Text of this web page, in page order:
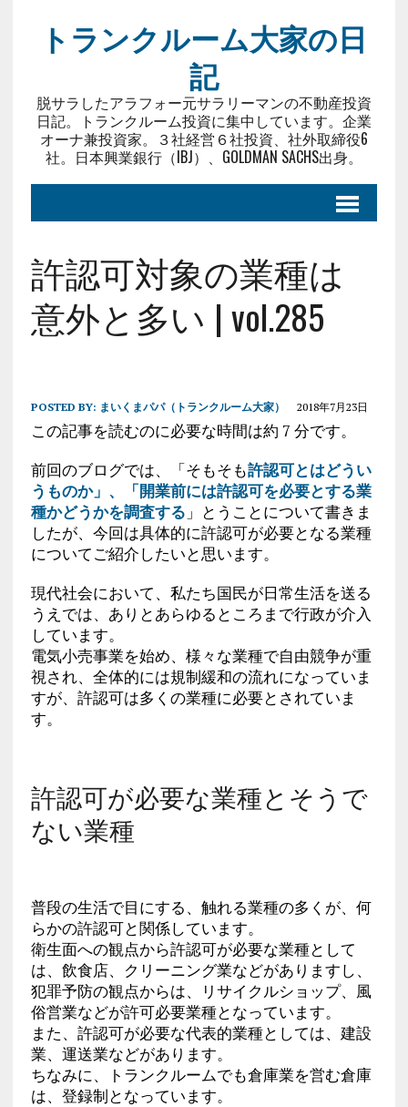
トランクルーム大家の日
記
脱サラしたアラフォー元サラリーマンの不動産投資
日記。トランクルーム投資に集中しています。企業
オーナ兼投資家。３社経営６社投資、社外取締役6
社。日本興業銀行（IBJ）、GOLDMAN SACHS出身。
許認可対象の業種は
意外と多い | vol.285
POSTED BY: まいくまパパ（トランクルーム大家） 2018年7月23日
この記事を読むのに必要な時間は約 7 分です。
前回のブログでは、「そもそも許認可とはどうい
うものか」、「開業前には許認可を必要とする業
種かどうかを調査する 」とうことについて書きま
したが、今回は具体的に許認可が必要となる業種
についてご紹介したいと思います。
現代社会において、私たち国民が日常生活を送る
うえでは、ありとあらゆるところまで行政が介入
しています。
電気小売事業を始め、様々な業種で自由競争が重
視され、全体的には規制緩和の流れになっていま
すが、許認可は多くの業種に必要とされていま
す。
許認可が必要な業種とそうで
ない業種
普段の生活で目にする、触れる業種の多くが、何
らかの許認可と関係しています。
衛生面への観点から許認可が必要な業種として
は、飲食店、クリーニング業などがありますし、
犯罪予防の観点からは、リサイクルショップ、風
俗営業などが許可必要業種となっています。
また、許認可が必要な代表的業種としては、建設
業、運送業などがあります。
ちなみに、トランクルームでも倉庫業を営む倉庫
は、登録制となっています。